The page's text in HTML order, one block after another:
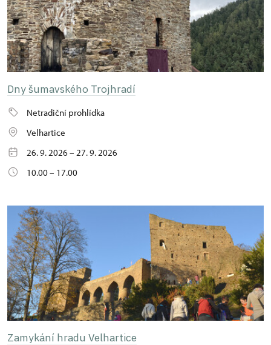
Dny šumavského Trojhradí
Netradiční prohlídka
Velhartice
26. 9. 2026 – 27. 9. 2026
10.00 – 17.00
Zamykání hradu Velhartice